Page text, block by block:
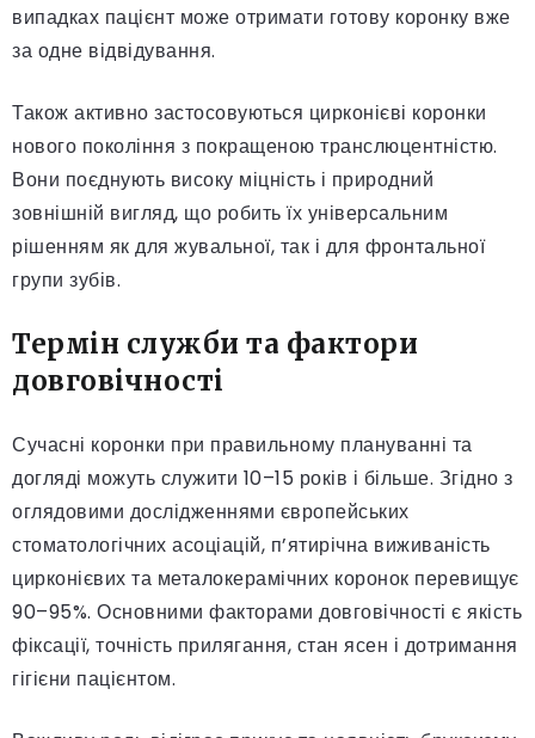
випадках пацієнт може отримати готову коронку вже
за одне відвідування.
Також активно застосовуються цирконієві коронки
нового покоління з покращеною транслюцентністю.
Вони поєднують високу міцність і природний
зовнішній вигляд, що робить їх універсальним
рішенням як для жувальної, так і для фронтальної
групи зубів.
Термін служби та фактори
довговічності
Сучасні коронки при правильному плануванні та
догляді можуть служити 10–15 років і більше. Згідно з
оглядовими дослідженнями європейських
стоматологічних асоціацій, п’ятирічна виживаність
цирконієвих та металокерамічних коронок перевищує
90–95%. Основними факторами довговічності є якість
фіксації, точність прилягання, стан ясен і дотримання
гігієни пацієнтом.